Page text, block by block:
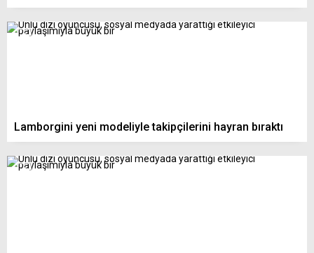
Lamborgini yeni modeliyle takipçilerini hayran bıraktı